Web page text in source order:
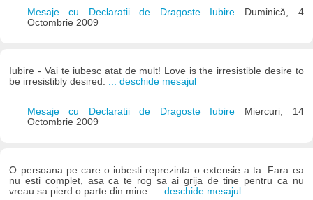
Mesaje cu Declaratii de Dragoste Iubire
Duminică, 4
Octombrie 2009
Iubire - Vai te iubesc atat de mult! Love is the irresistible desire to
be irresistibly desired. ... deschide mesajul
Mesaje cu Declaratii de Dragoste Iubire Miercuri, 14
Octombrie 2009
O persoana pe care o iubesti reprezinta o extensie a ta. Fara ea
nu esti complet, asa ca te rog sa ai grija de tine pentru ca nu
vreau sa pierd o parte din mine. ... deschide mesajul